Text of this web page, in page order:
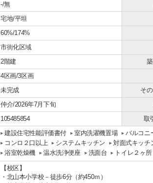
-/無
宅地/平坦
60%/174%
市街化区域
2階建
4区画/3区画
未完成 そ
仲介/2026年7月下旬
105485854 取
建設住宅性能評価書付 室内洗濯機置場 バルコニ
コンロ２口以上
システムキッチン 対面式キッチ
浴室乾燥機
温水洗浄便座 洗面台 トイレ２ヶ所
【校区】
・北山本小学校－徒歩6分（約450ｍ）